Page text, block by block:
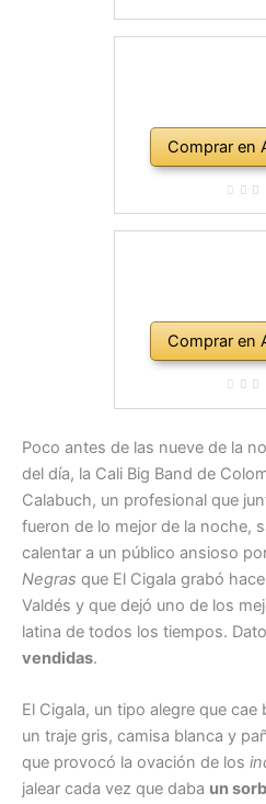
Comprar en
Comprar en
Poco antes de las nueve de la
del día, la Cali Big Band de
Calabuch, un profesional que
fueron de lo mejor de la noche,
calentar a un público ansioso
Negras que El Cigala grabó
Valdés y que dejó uno de los
latina de todos los tiempos.
vendidas.
El Cigala, un tipo alegre que
un traje gris, camisa blanca y
que provocó la ovación de los
jalear cada vez que daba un